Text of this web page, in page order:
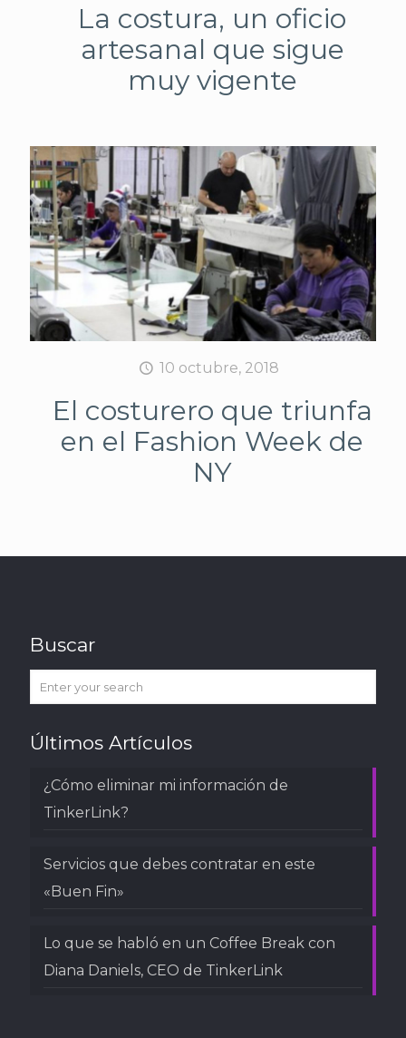
La costura, un oficio
artesanal que sigue
muy vigente
10 octubre, 2018
El costurero que triunfa
en el Fashion Week de
NY
Buscar
Últimos Artículos
¿Cómo eliminar mi información de
TinkerLink?
Servicios que debes contratar en este
«Buen Fin»
Lo que se habló en un Coffee Break con
Diana Daniels, CEO de TinkerLink